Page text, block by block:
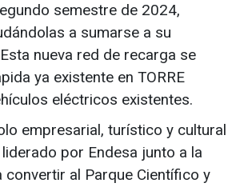
semestre de 2024,
a sumarse a su
nueva red de recarga se
ya existente en TORRE
eléctricos existentes.
empresarial, turístico y cultural
por Endesa junto a la
convertir al Parque Científico y